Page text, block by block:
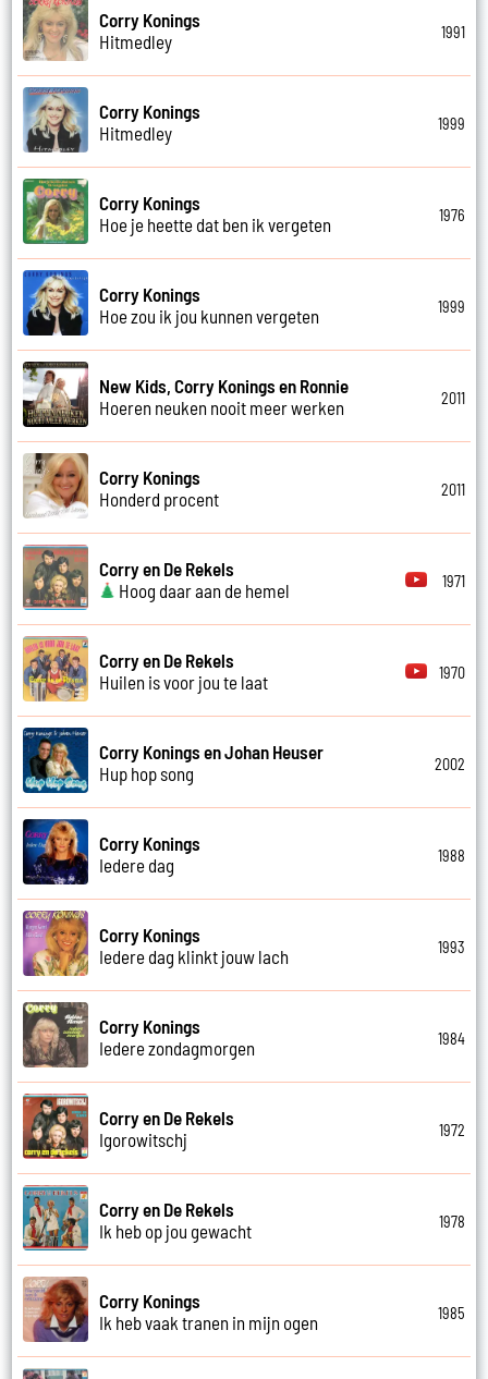
Corry Konings
Hitmedley
1991
Corry Konings
Hitmedley
1999
Corry Konings
Hoe je heette dat ben ik vergeten
1976
Corry Konings
Hoe zou ik jou kunnen vergeten
1999
New Kids, Corry Konings en Ronnie
Hoeren neuken nooit meer werken
2011
Corry Konings
Honderd procent
2011
Corry en De Rekels
Hoog daar aan de hemel
1971
Corry en De Rekels
Huilen is voor jou te laat
1970
Corry Konings en Johan Heuser
Hup hop song
2002
Corry Konings
Iedere dag
1988
Corry Konings
Iedere dag klinkt jouw lach
1993
Corry Konings
Iedere zondagmorgen
1984
Corry en De Rekels
Igorowitschj
1972
Corry en De Rekels
Ik heb op jou gewacht
1978
Corry Konings
Ik heb vaak tranen in mijn ogen
1985